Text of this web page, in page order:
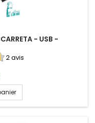
- USB -
2 avis